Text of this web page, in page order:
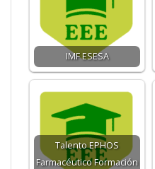
IMF ESESA
Talento EPHOS
Farmacéutico Formación